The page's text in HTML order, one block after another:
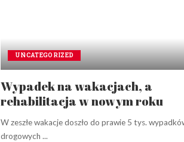
UNCATEGORIZED
Wypadek na wakacjach, a
rehabilitacja w nowym roku
W zeszłe wakacje doszło do prawie 5 tys.
drogowych ...